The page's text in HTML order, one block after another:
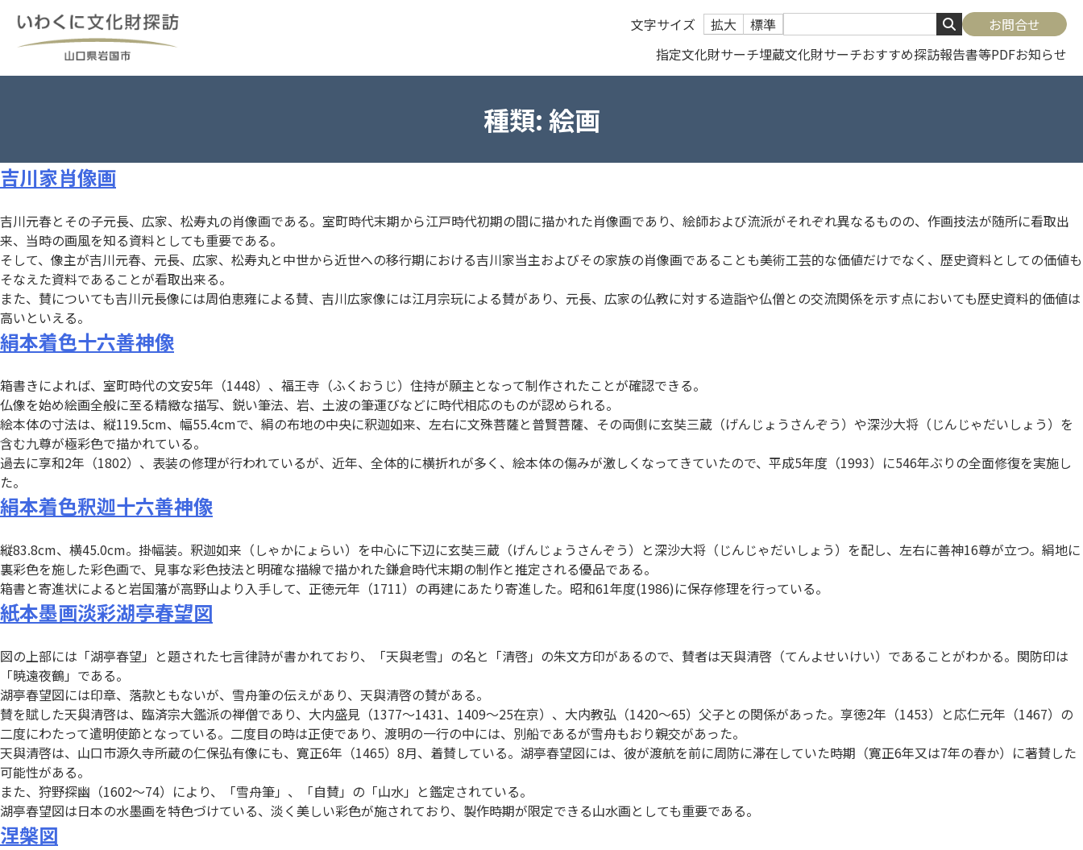
content
文字サイズ 拡大 標準
お問合せ
指定文化財サーチ埋蔵文化財サーチおすすめ探訪報告書等PDFお知らせ
種類:絵画
吉川家肖像画
吉川元春とその子元長、広家、松寿丸の肖像画である。室町時代末期から江戸時代初期の間に描かれた肖像画であり、絵師および流派がそれぞれ異なるものの、作画技法が随所に看取出
来、当時の画風を知る資料としても重要である。
そして、像主が吉川元春、元長、広家、松寿丸と中世から近世への移行期における吉川家当主およびその家族の肖像画であることも美術工芸的な価値だけでなく、歴史資料としての価値も
そなえた資料であることが看取出来る。
また、賛についても吉川元長像には周伯恵雍による賛、吉川広家像には江月宗玩による賛があり、元長、広家の仏教に対する造詣や仏僧との交流関係を示す点においても歴史資料的価値は
高いといえる。
絹本着色十六善神像
箱書きによれば、室町時代の文安5年（1448）、福王寺（ふくおうじ）住持が願主となって制作されたことが確認できる。
仏像を始め絵画全般に至る精緻な描写、鋭い筆法、岩、土波の筆運びなどに時代相応のものが認められる。
絵本体の寸法は、縦119.5cm、幅55.4cmで、絹の布地の中央に釈迦如来、左右に文殊菩薩と普賢菩薩、その両側に玄奘三蔵（げんじょうさんぞう）や深沙大将（じんじゃだいしょう）を
含む九尊が極彩色で描かれている。
過去に享和2年（1802）、表装の修理が行われているが、近年、全体的に横折れが多く、絵本体の傷みが激しくなってきていたので、平成5年度（1993）に546年ぶりの全面修復を実施し
た。
絹本着色釈迦十六善神像
縦83.8cm、横45.0cm。掛幅装。釈迦如来（しゃかにょらい）を中心に下辺に玄奘三蔵（げんじょうさんぞう）と深沙大将（じんじゃだいしょう）を配し、左右に善神16尊が立つ。絹地に
裏彩色を施した彩色画で、見事な彩色技法と明確な描線で描かれた鎌倉時代末期の制作と推定される優品である。
箱書と寄進状によると岩国藩が高野山より入手して、正徳元年（1711）の再建にあたり寄進した。昭和61年度(1986)に保存修理を行っている。
紙本墨画淡彩湖亭春望図
図の上部には「湖亭春望」と題された七言律詩が書かれており、「天與老雪」の名と「清啓」の朱文方印があるので、賛者は天與清啓（てんよせいけい）であることがわかる。関防印は
「暁遠夜鶴」である。
湖亭春望図には印章、落款ともないが、雪舟筆の伝えがあり、天與清啓の賛がある。
賛を賦した天與清啓は、臨済宗大鑑派の禅僧であり、大内盛見（1377～1431、1409～25在京）、大内教弘（1420～65）父子との関係があった。享徳2年（1453）と応仁元年（1467）の
二度にわたって遣明使節となっている。二度目の時は正使であり、渡明の一行の中には、別船であるが雪舟もおり親交があった。
天與清啓は、山口市源久寺所蔵の仁保弘有像にも、寛正6年（1465）8月、着賛している。湖亭春望図には、彼が渡航を前に周防に滞在していた時期（寛正6年又は7年の春か）に著賛した
可能性がある。
また、狩野探幽（1602～74）により、「雪舟筆」、「自賛」の「山水」と鑑定されている。
湖亭春望図は日本の水墨画を特色づけている、淡く美しい彩色が施されており、製作時期が限定できる山水画としても重要である。
涅槃図